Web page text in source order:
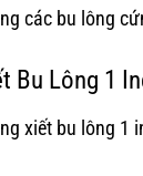
các bu lông
Bu Lông 1
xiết bu lông 1